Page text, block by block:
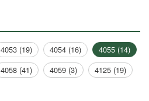
4053 (19) 4054 (16)
4055 (14)
4058 (41) 4059 (3)
4125 (19)